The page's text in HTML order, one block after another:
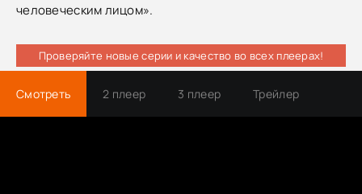
человеческим лицом».
Проверяйте новые серии и качество во всех плеерах!
Смотреть 2 плеер 3 плеер Трейлер